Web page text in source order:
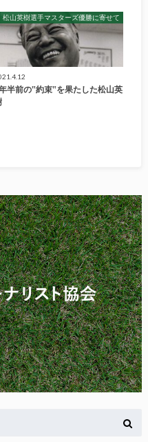
松山英樹選手マスターズ優勝に寄せて
半前の‟約束‟を果たした松山英